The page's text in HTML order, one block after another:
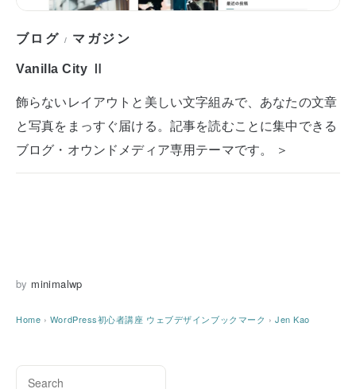
ブログ / マガジン
Vanilla City Ⅱ
飾らないレイアウトと美しい文字組みで、あなたの文章
と写真をまっすぐ届ける。記事を読むことに集中できる
ブログ・オウンドメディア専用テーマです。 ＞
by minimalwp
Home › WordPress初心者講座 ウェブデザインブックマーク › Jen Kao